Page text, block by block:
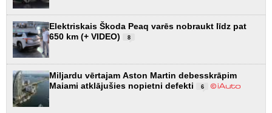
Elektriskais Škoda Peaq varēs nobraukt līdz pat
650 km (+ VIDEO)
8
Miljardu vērtajam Aston Martin debesskrāpim
Maiami atklājušies nopietni defekti
6